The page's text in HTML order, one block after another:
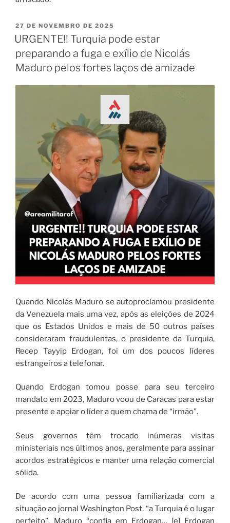
27 DE NOVEMBRO DE 2025
URGENTE!! Turquia pode estar
preparando a fuga e exílio de Nicolás
Maduro pelos fortes laços de amizade
Quando Nicolás Maduro se autoproclamou presidente
da Venezuela mais uma vez, após as eleições de 2024
que os Estados Unidos e mais de 50 outros países
consideraram fraudulentas, o presidente da Turquia,
Recep Tayyip Erdogan, foi um dos poucos líderes
estrangeiros a telefonar.
Quando Erdogan tomou posse para seu terceiro
mandato em 2023, Maduro voou de Caracas para estar
presente e apoiar o líder a quem chama de “irmão”.
Seus governos têm trocado inúmeras visitas
ministeriais nos últimos anos, geralmente para assinar
acordos estratégicos e manter uma relação comercial
sólida.
De acordo com uma pessoa familiarizada com a
situação ao jornal Washington Post, “a Turquia é o lugar
perfeito”. Maduro “confia em Erdogan… [e] Erdogan